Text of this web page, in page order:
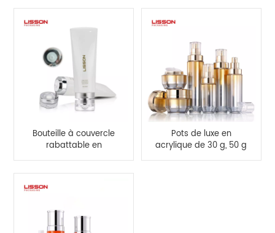
Bouteille à couvercle
rabattable en
acrylique HDPE de
Pots de luxe en
acrylique de 30 g, 50 g
et ensembles de